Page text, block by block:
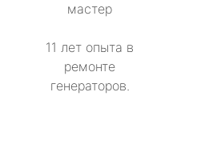
мастер
11 лет опыта в
ремонте
генераторов.